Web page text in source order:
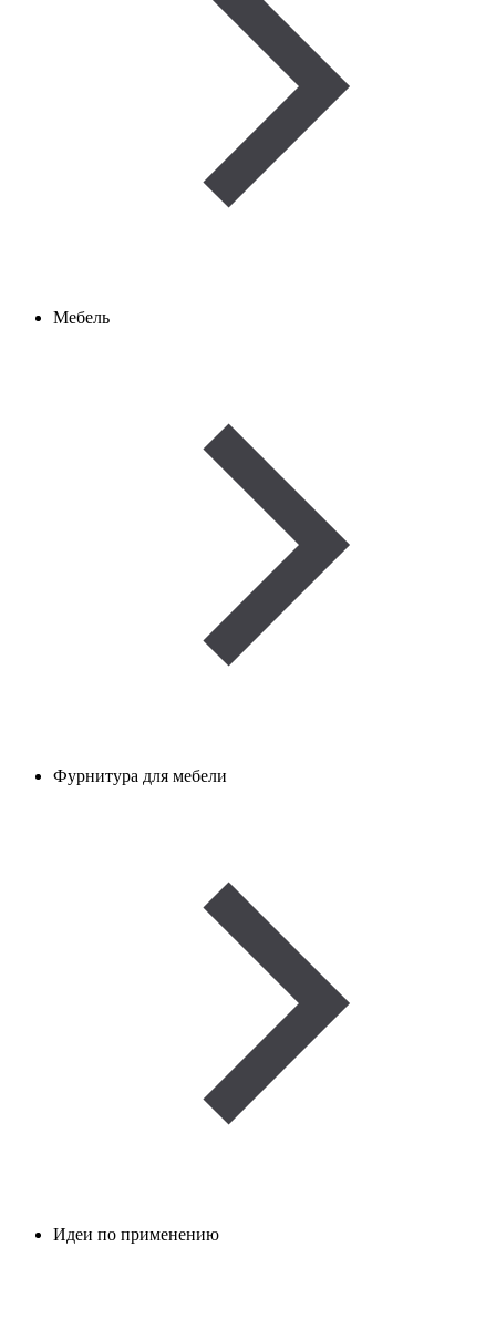
Мебель
Фурнитура для мебели
Идеи по применению